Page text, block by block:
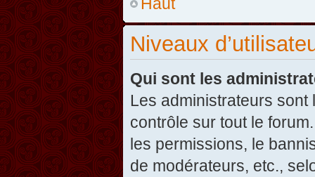
Niveaux
Qui sont les
Les administrateurs
contrôle sur tout le
les permissions, le
de modérateurs, etc.,